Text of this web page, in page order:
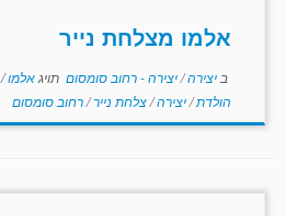
אלמו מצלחת נייר
ב יצירה/יצירה - רחוב סומסום תויגאלמו/
הולדת/יצירה/צלחת נייר/רחוב סומסום